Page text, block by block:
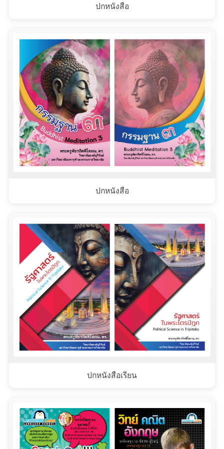
ปกหนังสือ
ปกหนังสือ
ปกหนังสือเรียน